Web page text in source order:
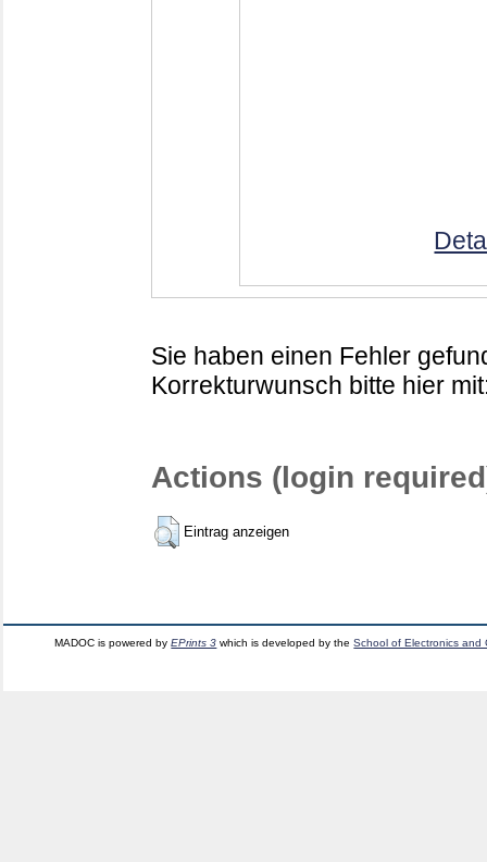
Sie haben einen Fehler
Korrekturwunsch bitte hier
Actions (login
Eintrag anzeigen
MADOC is powered byEPrints 3 which is developed by theSchool of Electronics and